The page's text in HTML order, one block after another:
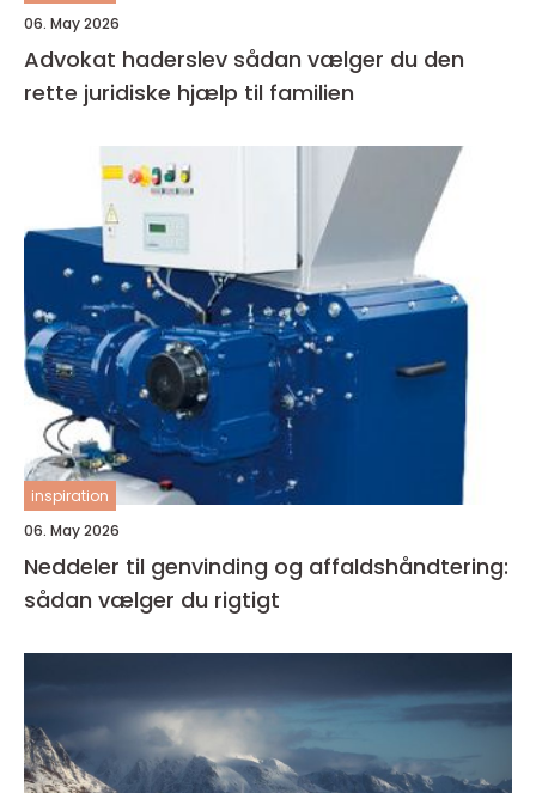
06. May 2026
Advokat haderslev sådan vælger du den
rette juridiske hjælp til familien
inspiration
06. May 2026
Neddeler til genvinding og affaldshåndtering:
sådan vælger du rigtigt